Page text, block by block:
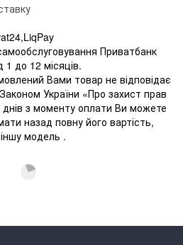
Приватбанк
1 до 12 місяців.
Вами товар не відповідає
України «Про захист прав
з моменту оплати Ви можете
назад повну його вартість,
модель .